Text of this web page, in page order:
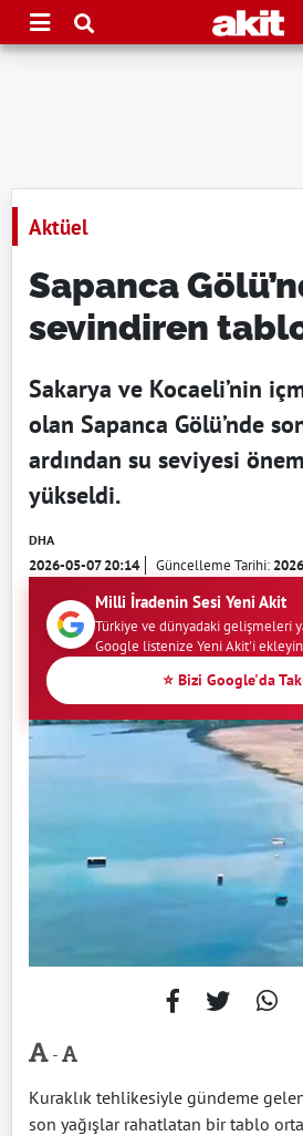
Aktüel
Sapanca
sevindiren
Sakarya ve Kocaeli’nin
olan Sapanca Gölü’nde
ardından su seviyesi
yükseldi.
DHA
2026-05-07 20:14 Güncelleme Tarihi:
Milli İradenin Sesi Yeni Akit
Türkiye ve dünyadaki gelişmeleri
Google listenize Yeni Akit'i
⭐ Bizi Google'da
-
Kuraklık tehlikesiyle gündeme
son yağışlar rahatlatan bir tablo